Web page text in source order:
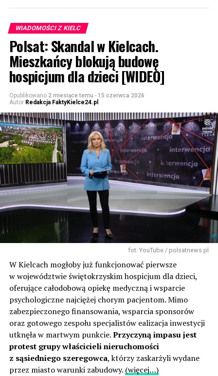
WIADOMOŚCI Z KIELC
Polsat: Skandal w Kielcach.
Mieszkańcy blokują budowę
hospicjum dla dzieci [WIDEO]
Opublikowano 2 miesiące temu - 15 czerwca 2026
Autor Redakcja FaktyKielce24.pl
fot. YouTube / polsatnews.pl
W Kielcach mogłoby już funkcjonować pierwsze
w województwie świętokrzyskim hospicjum dla dzieci,
oferujące całodobową opiekę medyczną i wsparcie
psychologiczne najciężej chorym pacjentom. Mimo
zabezpieczonego finansowania, wsparcia sponsorów
oraz gotowego zespołu specjalistów ealizacja inwestycji
utknęła w martwym punkcie.Przyczyną impasu jest
protest grupy właścicieli nieruchomości
z sąsiedniego szeregowca, którzy zaskarżyli wydane
przez miasto warunki zabudowy. (więcej…)